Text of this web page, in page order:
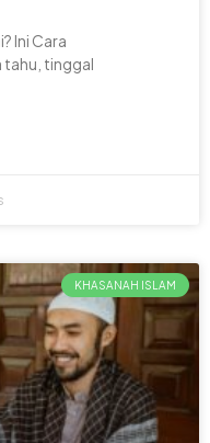
Ini Cara
tahu, tinggal
KHASANAH ISLAM